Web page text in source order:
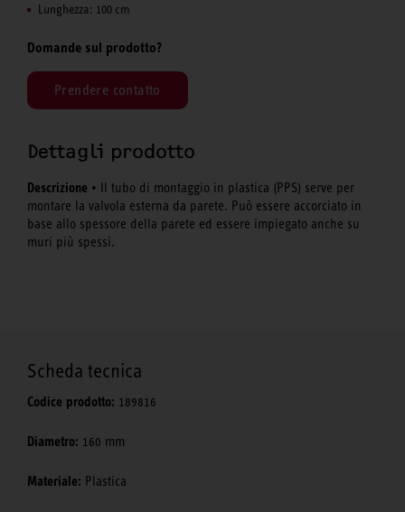
Lunghezza: 100 cm
Domande sul prodotto?
Prendere contatto
Dettagli prodotto
Descrizione • Il tubo di montaggio in plastica (PPS) serve per
montare la valvola esterna da parete. Può essere accorciato in
base allo spessore della parete ed essere impiegato anche su
muri più spessi.
Scheda tecnica
Codice prodotto: 189816
Diametro: 160 mm
Materiale: Plastica